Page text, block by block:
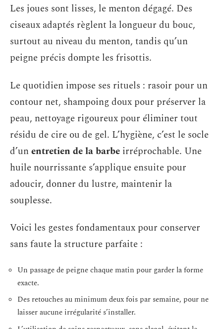
Les joues sont lisses, le menton dégagé. Des
ciseaux adaptés règlent la longueur du bouc,
surtout au niveau du menton, tandis qu’un
peigne précis dompte les frisottis.
Le quotidien impose ses rituels : rasoir pour un
contour net, shampoing doux pour préserver la
peau, nettoyage rigoureux pour éliminer tout
résidu de cire ou de gel. L’hygiène, c’est le socle
d’unentretien de la barbe irréprochable. Une
huile nourrissante s’applique ensuite pour
adoucir, donner du lustre, maintenir la
souplesse.
Voici les gestes fondamentaux pour conserver
sans faute la structure parfaite :
Un passage de peigne chaque matin pour garder la forme
exacte.
Des retouches au minimum deux fois par semaine, pour ne
laisser aucune irrégularité s’installer.